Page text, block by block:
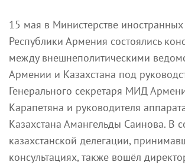
15 мая в Министерстве
Республики Армения состоялись
между внешнеполитическими
Армении и Казахстана под
Генерального секретаря МИД
Карапетяна и руководителя
Казахстана Амангельды Саинова. В
казахстанской делегации,
консультациях, также вошёл